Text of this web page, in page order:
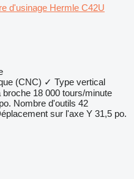
d'usinage Hermle C42U
(CNC) ✓ Type vertical
broche 18 000 tours/minute
Nombre d'outils 42
sur l'axe Y 31,5 po.